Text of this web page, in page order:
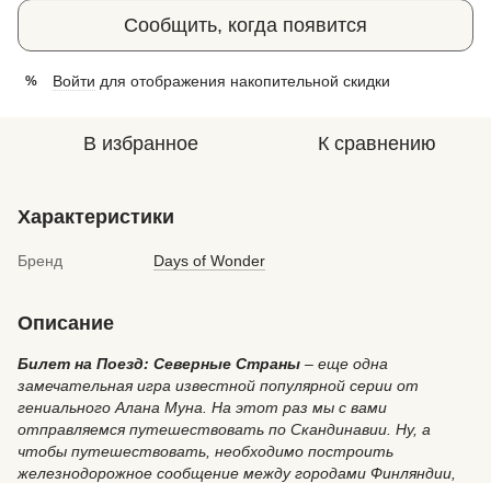
Сообщить, когда появится
% Войти для отображения накопительной скидки
В избранное К сравнению
Характеристики
Бренд Days of Wonder
Описание
Билет на Поезд: Северные Страны – еще одна
замечательная игра известной популярной серии от
гениального Алана Муна. На этот раз мы с вами
отправляемся путешествовать по Скандинавии. Ну, а
чтобы путешествовать, необходимо построить
железнодорожное сообщение между городами Финляндии,